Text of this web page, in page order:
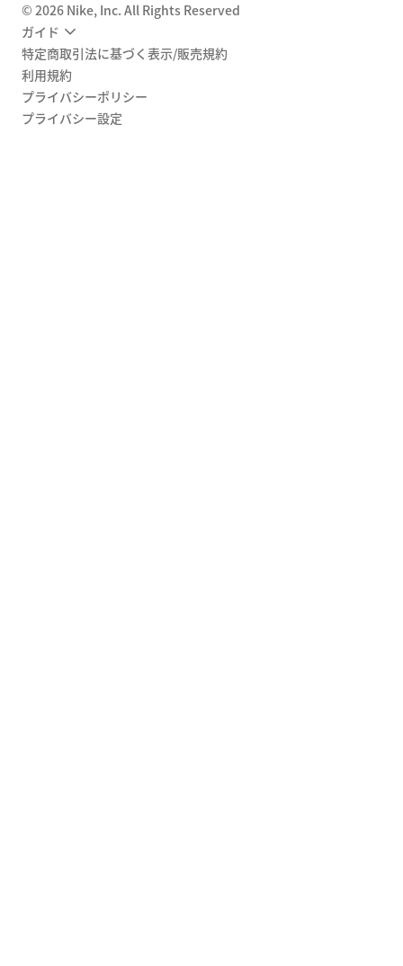
© 2026 Nike, Inc. All Rights Reserved
ガイド
特定商取引法に基づく表示/販売規約
利用規約
プライバシーポリシー
プライバシー設定